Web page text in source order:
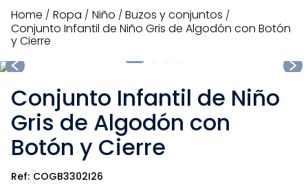
ropa niño
buzos y conjuntos
Conjunto Infantil de Niño Gris de Algodón con Botón
y Cierre
Conjunto Infantil de Niño
Gris de Algodón con
Botón y Cierre
COGB3302I26
TÉRMINOS MÁS BUSCADOS
1.
zapatillas niña
2.
4.
sandalias
5.
sandalias niña
6.
bebe
7.
pijama